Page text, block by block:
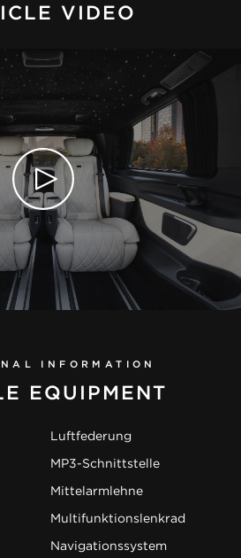
VIDEO
INFORMATION
EQUIPMENT
Luftfederung
MP3-Schnittstelle
Mittelarmlehne
Multifunktionslenkrad
Navigationssystem